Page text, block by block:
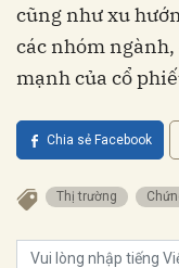
cũng như xu
các nhóm
mạnh của cổ
Chia sẻ Facebook
Thị trường